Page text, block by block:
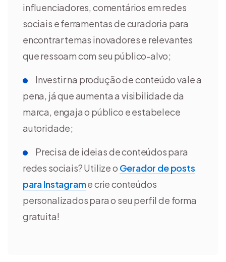
influenciadores, comentários em redes
sociais e ferramentas de curadoria para
encontrar temas inovadores e relevantes
que ressoam com seu público-alvo;
Investir na produção de conteúdo vale a
pena, já que aumenta a visibilidade da
marca, engaja o público e estabelece
autoridade;
Precisa de ideias de conteúdos para
redes sociais? Utilize o Gerador de posts
para Instagrame crie conteúdos
personalizados para o seu perfil de forma
gratuita!